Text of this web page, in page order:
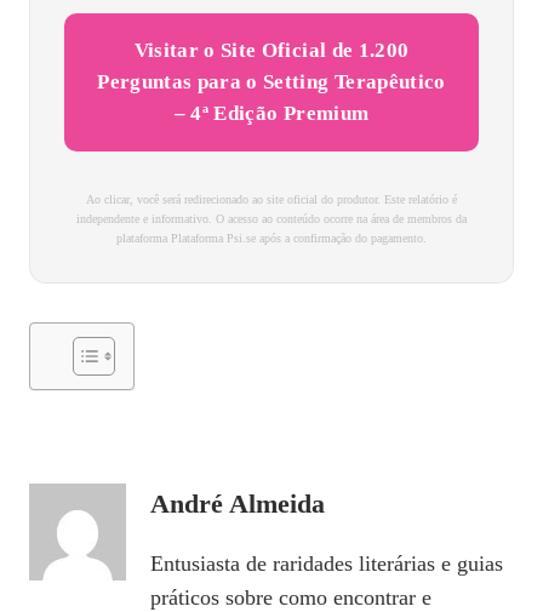
Visitar o Site Oficial de 1.200
Perguntas para o Setting Terapêutico
– 4ª Edição Premium
Ao clicar, você será redirecionado ao site oficial do produtor. Este relatório é
independente e informativo. O acesso ao conteúdo ocorre na área de membros da
plataforma Plataforma Psi.se após a confirmação do pagamento.
André Almeida
Entusiasta de raridades literárias e guias
práticos sobre como encontrar e